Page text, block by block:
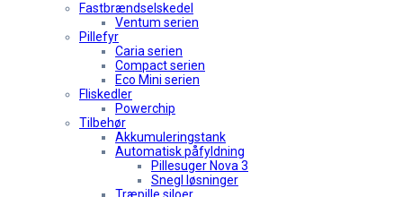
Fastbrændselskedel
Ventum serien
Pillefyr
Caria serien
Compact serien
Eco Mini serien
Fliskedler
Powerchip
Tilbehør
Akkumuleringstank
Automatisk påfyldning
Pillesuger Nova 3
Snegl løsninger